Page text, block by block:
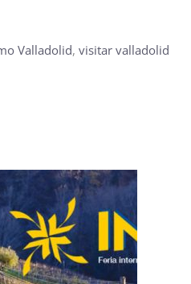
Valladolid, visitar valladolid